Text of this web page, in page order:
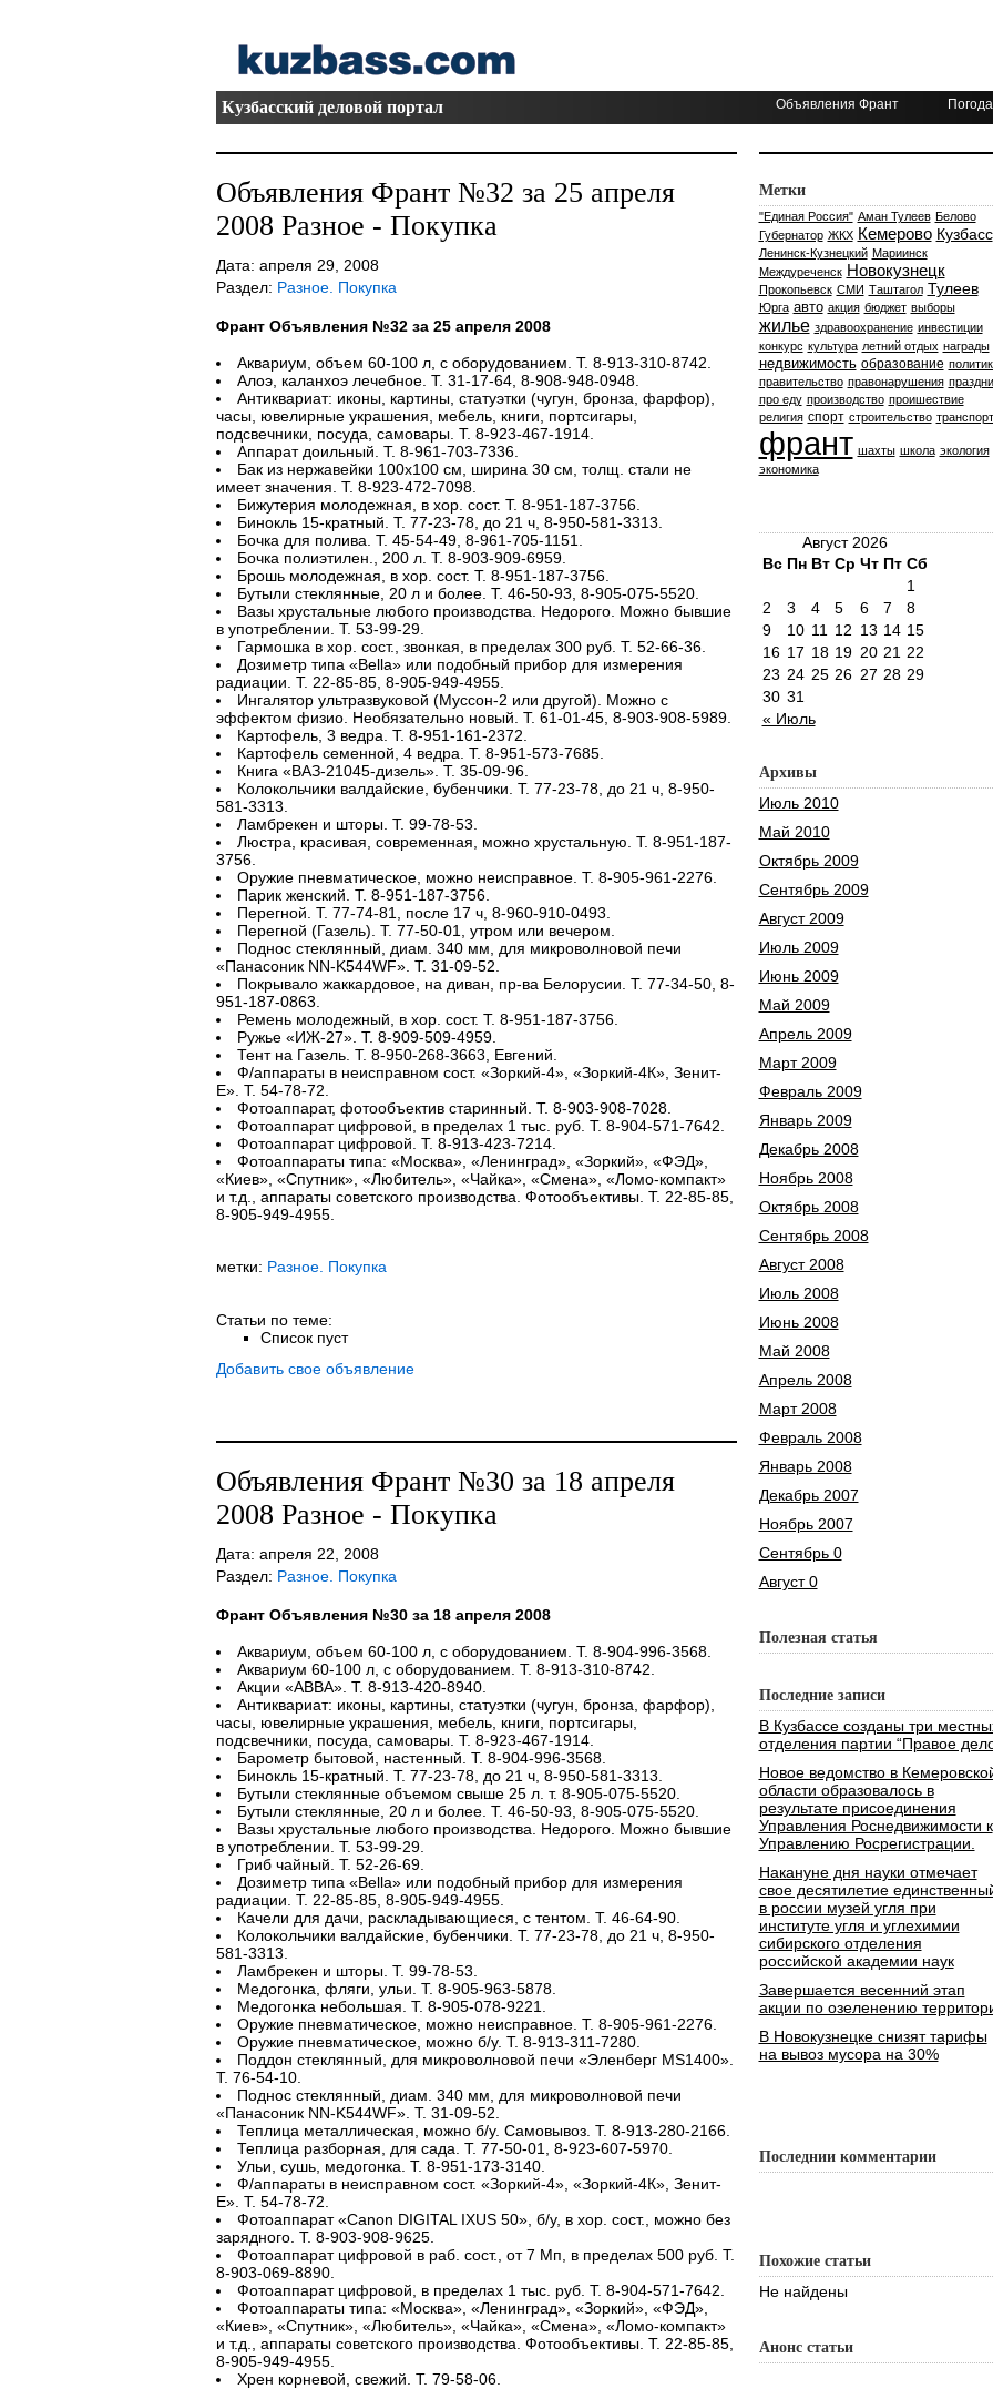
Кузбасский деловой портал Объявления Франт Погода
Объявления Франт №32 за 25 апреля
2008 Разное - Покупка
Дата: апреля 29, 2008
Раздел: Разное. Покупка
Франт Объявления №32 за 25 апреля 2008
Аквариум, объем 60-100 л, с оборудованием. Т. 8-913-310-8742.
Алоэ, каланхоэ лечебное. Т. 31-17-64, 8-908-948-0948.
Антиквариат: иконы, картины, статуэтки (чугун, бронза, фарфор),
часы, ювелирные украшения, мебель, книги, портсигары,
подсвечники, посуда, самовары. Т. 8-923-467-1914.
Аппарат доильный. Т. 8-961-703-7336.
Бак из нержавейки 100х100 см, ширина 30 см, толщ. стали не
имеет значения. Т. 8-923-472-7098.
Бижутерия молодежная, в хор. сост. Т. 8-951-187-3756.
Бинокль 15-кратный. Т. 77-23-78, до 21 ч, 8-950-581-3313.
Бочка для полива. Т. 45-54-49, 8-961-705-1151.
Бочка полиэтилен., 200 л. Т. 8-903-909-6959.
Брошь молодежная, в хор. сост. Т. 8-951-187-3756.
Бутыли стеклянные, 20 л и более. Т. 46-50-93, 8-905-075-5520.
Вазы хрустальные любого производства. Недорого. Можно бывшие
в употреблении. Т. 53-99-29.
Гармошка в хор. сост., звонкая, в пределах 300 руб. Т. 52-66-36.
Дозиметр типа «Bella» или подобный прибор для измерения
радиации. Т. 22-85-85, 8-905-949-4955.
Ингалятор ультразвуковой (Муссон-2 или другой). Можно с
эффектом физио. Необязательно новый. Т. 61-01-45, 8-903-908-5989.
Картофель, 3 ведра. Т. 8-951-161-2372.
Картофель семенной, 4 ведра. Т. 8-951-573-7685.
Книга «ВАЗ-21045-дизель». Т. 35-09-96.
Колокольчики валдайские, бубенчики. Т. 77-23-78, до 21 ч, 8-950-
581-3313.
Ламбрекен и шторы. Т. 99-78-53.
Люстра, красивая, современная, можно хрустальную. Т. 8-951-187-
3756.
Оружие пневматическое, можно неисправное. Т. 8-905-961-2276.
Парик женский. Т. 8-951-187-3756.
Перегной. Т. 77-74-81, после 17 ч, 8-960-910-0493.
Перегной (Газель). Т. 77-50-01, утром или вечером.
Поднос стеклянный, диам. 340 мм, для микроволновой печи
«Панасоник NN-K544WF». Т. 31-09-52.
Покрывало жаккардовое, на диван, пр-ва Белорусии. Т. 77-34-50, 8-
951-187-0863.
Ремень молодежный, в хор. сост. Т. 8-951-187-3756.
Ружье «ИЖ-27». Т. 8-909-509-4959.
Тент на Газель. Т. 8-950-268-3663, Евгений.
Ф/аппараты в неисправном сост. «Зоркий-4», «Зоркий-4К», Зенит-
Е». Т. 54-78-72.
Фотоаппарат, фотообъектив старинный. Т. 8-903-908-7028.
Фотоаппарат цифровой, в пределах 1 тыс. руб. Т. 8-904-571-7642.
Фотоаппарат цифровой. Т. 8-913-423-7214.
Фотоаппараты типа: «Москва», «Ленинград», «Зоркий», «ФЭД»,
«Киев», «Спутник», «Любитель», «Чайка», «Смена», «Ломо-компакт»
и т.д., аппараты советского производства. Фотообъективы. Т. 22-85-85,
8-905-949-4955.
метки: Разное. Покупка
Статьи по теме:
Список пуст
Добавить свое объявление
Объявления Франт №30 за 18 апреля
2008 Разное - Покупка
Дата: апреля 22, 2008
Раздел: Разное. Покупка
Франт Объявления №30 за 18 апреля 2008
Аквариум, объем 60-100 л, с оборудованием. Т. 8-904-996-3568.
Аквариум 60-100 л, с оборудованием. Т. 8-913-310-8742.
Акции «АВВА». Т. 8-913-420-8940.
Антиквариат: иконы, картины, статуэтки (чугун, бронза, фарфор),
часы, ювелирные украшения, мебель, книги, портсигары,
подсвечники, посуда, самовары. Т. 8-923-467-1914.
Барометр бытовой, настенный. Т. 8-904-996-3568.
Бинокль 15-кратный. Т. 77-23-78, до 21 ч, 8-950-581-3313.
Бутыли стеклянные объемом свыше 25 л. т. 8-905-075-5520.
Бутыли стеклянные, 20 л и более. Т. 46-50-93, 8-905-075-5520.
Вазы хрустальные любого производства. Недорого. Можно бывшие
в употреблении. Т. 53-99-29.
Гриб чайный. Т. 52-26-69.
Дозиметр типа «Bella» или подобный прибор для измерения
радиации. Т. 22-85-85, 8-905-949-4955.
Качели для дачи, раскладывающиеся, с тентом. Т. 46-64-90.
Колокольчики валдайские, бубенчики. Т. 77-23-78, до 21 ч, 8-950-
581-3313.
Ламбрекен и шторы. Т. 99-78-53.
Медогонка, фляги, ульи. Т. 8-905-963-5878.
Медогонка небольшая. Т. 8-905-078-9221.
Оружие пневматическое, можно неисправное. Т. 8-905-961-2276.
Оружие пневматическое, можно б/у. Т. 8-913-311-7280.
Поддон стеклянный, для микроволновой печи «Эленберг MS1400».
Т. 76-54-10.
Поднос стеклянный, диам. 340 мм, для микроволновой печи
«Панасоник NN-K544WF». Т. 31-09-52.
Теплица металлическая, можно б/у. Самовывоз. Т. 8-913-280-2166.
Теплица разборная, для сада. Т. 77-50-01, 8-923-607-5970.
Ульи, сушь, медогонка. Т. 8-951-173-3140.
Ф/аппараты в неисправном сост. «Зоркий-4», «Зоркий-4К», Зенит-
Е». Т. 54-78-72.
Фотоаппарат «Canon DIGITAL IXUS 50», б/у, в хор. сост., можно без
зарядного. Т. 8-903-908-9625.
Фотоаппарат цифровой в раб. сост., от 7 Мп, в пределах 500 руб. Т.
8-903-069-8890.
Фотоаппарат цифровой, в пределах 1 тыс. руб. Т. 8-904-571-7642.
Фотоаппараты типа: «Москва», «Ленинград», «Зоркий», «ФЭД»,
«Киев», «Спутник», «Любитель», «Чайка», «Смена», «Ломо-компакт»
и т.д., аппараты советского производства. Фотообъективы. Т. 22-85-85,
8-905-949-4955.
Хрен корневой, свежий. Т. 79-58-06.
Метки
"Единая Россия" Аман Тулеев Белово
Губернатор ЖКХ Кемерово Кузбасс
Ленинск-Кузнецкий Мариинск
Междуреченск Новокузнецк
Прокопьевск СМИ Таштагол Тулеев
Юрга авто акция бюджет выборы
жилье здравоохранение инвестиции
конкурс культура летний отдых награды
недвижимость образование
правительство правонарушения
про еду производство проишествие
религия спорт строительство транспорт
франт шахты школа экология
экономика
Август 2026
Вс Пн Вт Ср Чт Пт Сб
« Июль
1
2
3 4 5 6 7
8
9
10 11 12 13 14 15
16 17 18 19 20 21 22
23 24 25 26 27 28 29
30 31
Архивы
Июль 2010
Май 2010
Октябрь 2009
Сентябрь 2009
Август 2009
Июль 2009
Июнь 2009
Май 2009
Апрель 2009
Март 2009
Февраль 2009
Январь 2009
Декабрь 2008
Ноябрь 2008
Октябрь 2008
Сентябрь 2008
Август 2008
Июль 2008
Июнь 2008
Май 2008
Апрель 2008
Март 2008
Февраль 2008
Январь 2008
Декабрь 2007
Ноябрь 2007
Сентябрь 0
Август 0
Полезная статья
Последние записи
В Кузбассе созданы три
отделения партии “Правое
Новое ведомство в
области образовалось в
результате присоединения
Управления Роснедвижимости к
Управлению Росрегистрации.
Накануне дня науки отмечает
свое десятилетие
в россии музей угля при
институте угля и углехимии
сибирского отделения
российской академии наук
Завершается весенний этап
акции по озеленению
В Новокузнецке снизят тарифы
на вывоз мусора на 30%
Последнии комментарии
Похожие статьи
Не найдены
Анонс статьи